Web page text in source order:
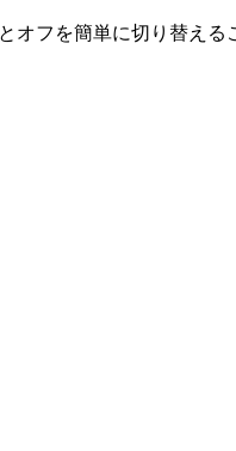
とオフを簡単に切り替え